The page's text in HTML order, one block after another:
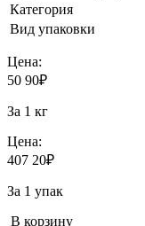
Категория
Вид упаковки
Цена:
50 90₽
За 1 кг
Цена:
407 20₽
За 1 упак
В корзину